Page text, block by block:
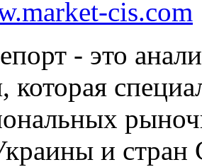
cis.com
- это
которая
и